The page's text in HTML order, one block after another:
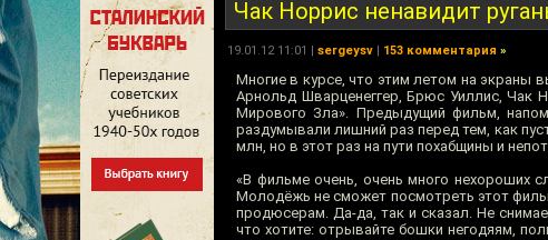
Чак Норрис ненавидит
19.01.12 11:01 | sergeysv | 153 комментария »
Многие в курсе, что этим летом на экраны
Арнольд Шварценеггер, Брюс Уиллис,
Мирового Зла». Предыдущий фильм,
раздумывали лишний раз перед тем, как
млн, но в этот раз на пути похабщины и
«В фильме очень, очень много нехороших
Молодёжь не сможет посмотреть этот
продюсерам. Да-да, так и сказал. Не
что хотите: отрывайте бошки негодяям,